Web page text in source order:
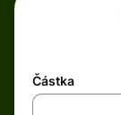
Částka